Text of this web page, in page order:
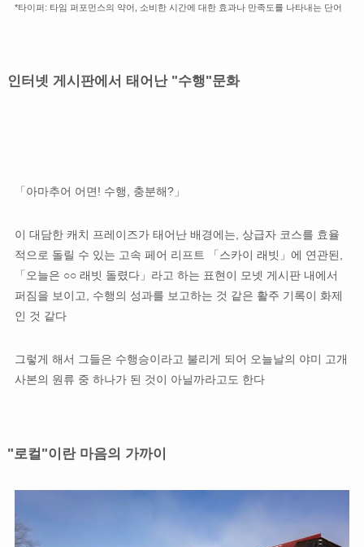
*타이퍼: 타임 퍼포먼스의 약어, 소비한 시간에 대한 효과나 만족도를 나타내는 단어
인터넷 게시판에서 태어난 "수행"문화
「아마추어 어면! 수행, 충분해?」
이 대담한 캐치 프레이즈가 태어난 배경에는, 상급자 코스를 효율
적으로 돌릴 수 있는 고속 페어 리프트 「스카이 래빗」에 연관된,
「오늘은 ○○ 래빗 돌렸다」라고 하는 표현이 모넷 게시판 내에서
퍼짐을 보이고, 수행의 성과를 보고하는 것 같은 활주 기록이 화제
인 것 같다
그렇게 해서 그들은 수행승이라고 불리게 되어 오늘날의 야미 고개
사본의 원류 중 하나가 된 것이 아닐까라고도 한다
"로컬"이란 마음의 가까이